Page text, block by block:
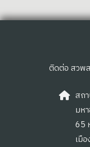
ติดต่อ สวพ
สถ
มห
65
เมื